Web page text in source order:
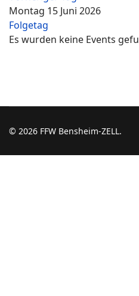
Montag 15 Juni 2026
Folgetag
Es wurden keine Events
© 2026 FFW Bensheim-ZELL.